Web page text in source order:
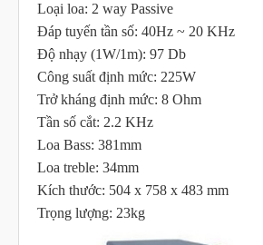
Loại loa: 2 way Passive
Đáp tuyến tần số: 40Hz ~ 20 KHz
Độ nhạy (1W/1m): 97 Db
Công suất định mức: 225W
Trở kháng định mức: 8 Ohm
Tần số cắt: 2.2 KHz
Loa Bass: 381mm
Loa treble: 34mm
Kích thước: 504 x 758 x 483 mm
Trọng lượng: 23kg